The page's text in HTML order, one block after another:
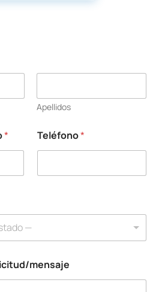
Apellidos
* Teléfono*
—
mensaje